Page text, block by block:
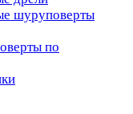
шуруповерты
по